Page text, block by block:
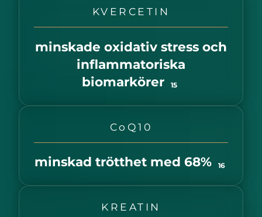
KVERCETIN
minskade oxidativ stress och
inflammatoriska
biomarkörer
15
CoQ10
minskad trötthet med 68% 16
KREATIN